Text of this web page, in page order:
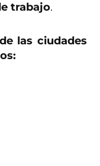
trabajo.
las ciudades